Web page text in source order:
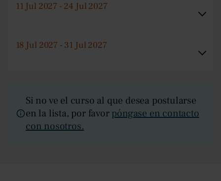
11 Jul 2027 - 24 Jul 2027
18 Jul 2027 - 31 Jul 2027
Si no ve el curso al que desea postularse
en la lista, por favorpóngase en contacto
con nosotros.